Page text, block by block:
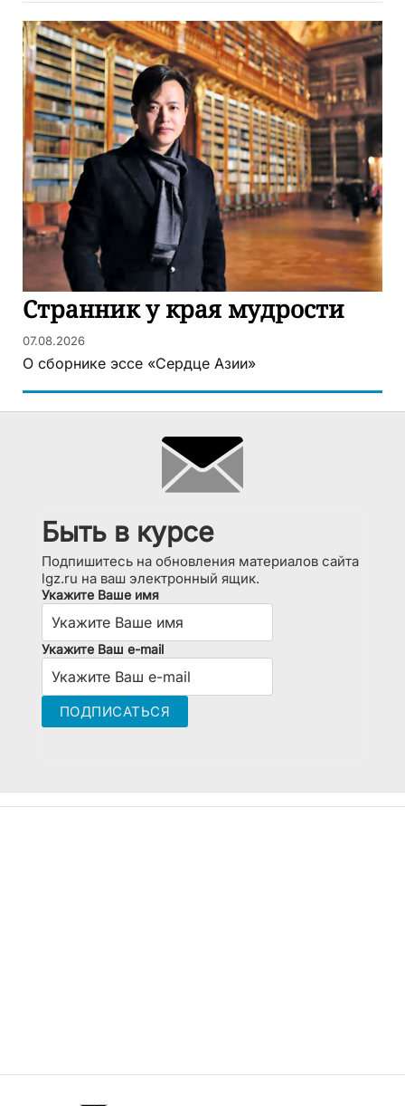
Странник у края мудрости
07.08.2026
О сборнике эссе «Сердце Азии»
Быть в курсе
Подпишитесь на обновления материалов сайта
lgz.ru на ваш электронный ящик.
Укажите Ваше имя
Укажите Ваш e-mail